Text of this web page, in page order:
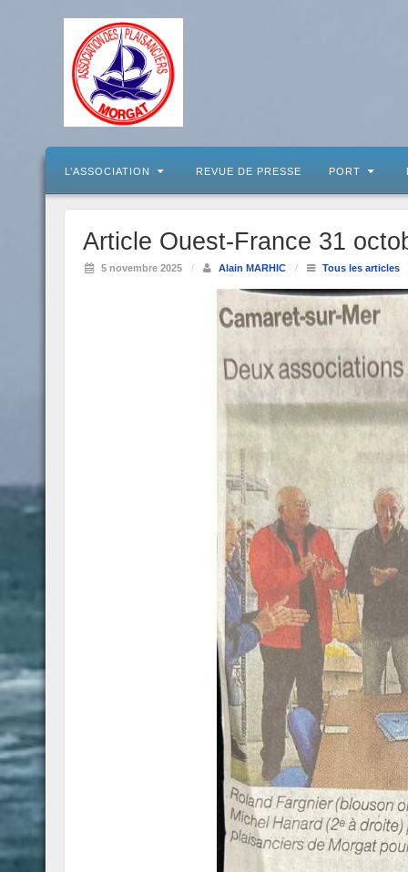
L’ASSOCIATION REVUE DE PRESSE PORT
Article Ouest-France 31
5 novembre 2025 / Alain MARHIC / Tous les articles